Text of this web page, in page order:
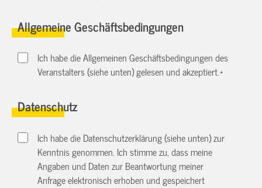
Allgemeine Geschäftsbedingungen
Ich habe die Allgemeinen Geschäftsbedingungen des
Veranstalters (siehe unten) gelesen und akzeptiert.*
Datenschutz
Ich habe die Datenschutzerklärung (siehe unten) zur
Kenntnis genommen. Ich stimme zu, dass meine
Angaben und Daten zur Beantwortung meiner
Anfrage elektronisch erhoben und gespeichert